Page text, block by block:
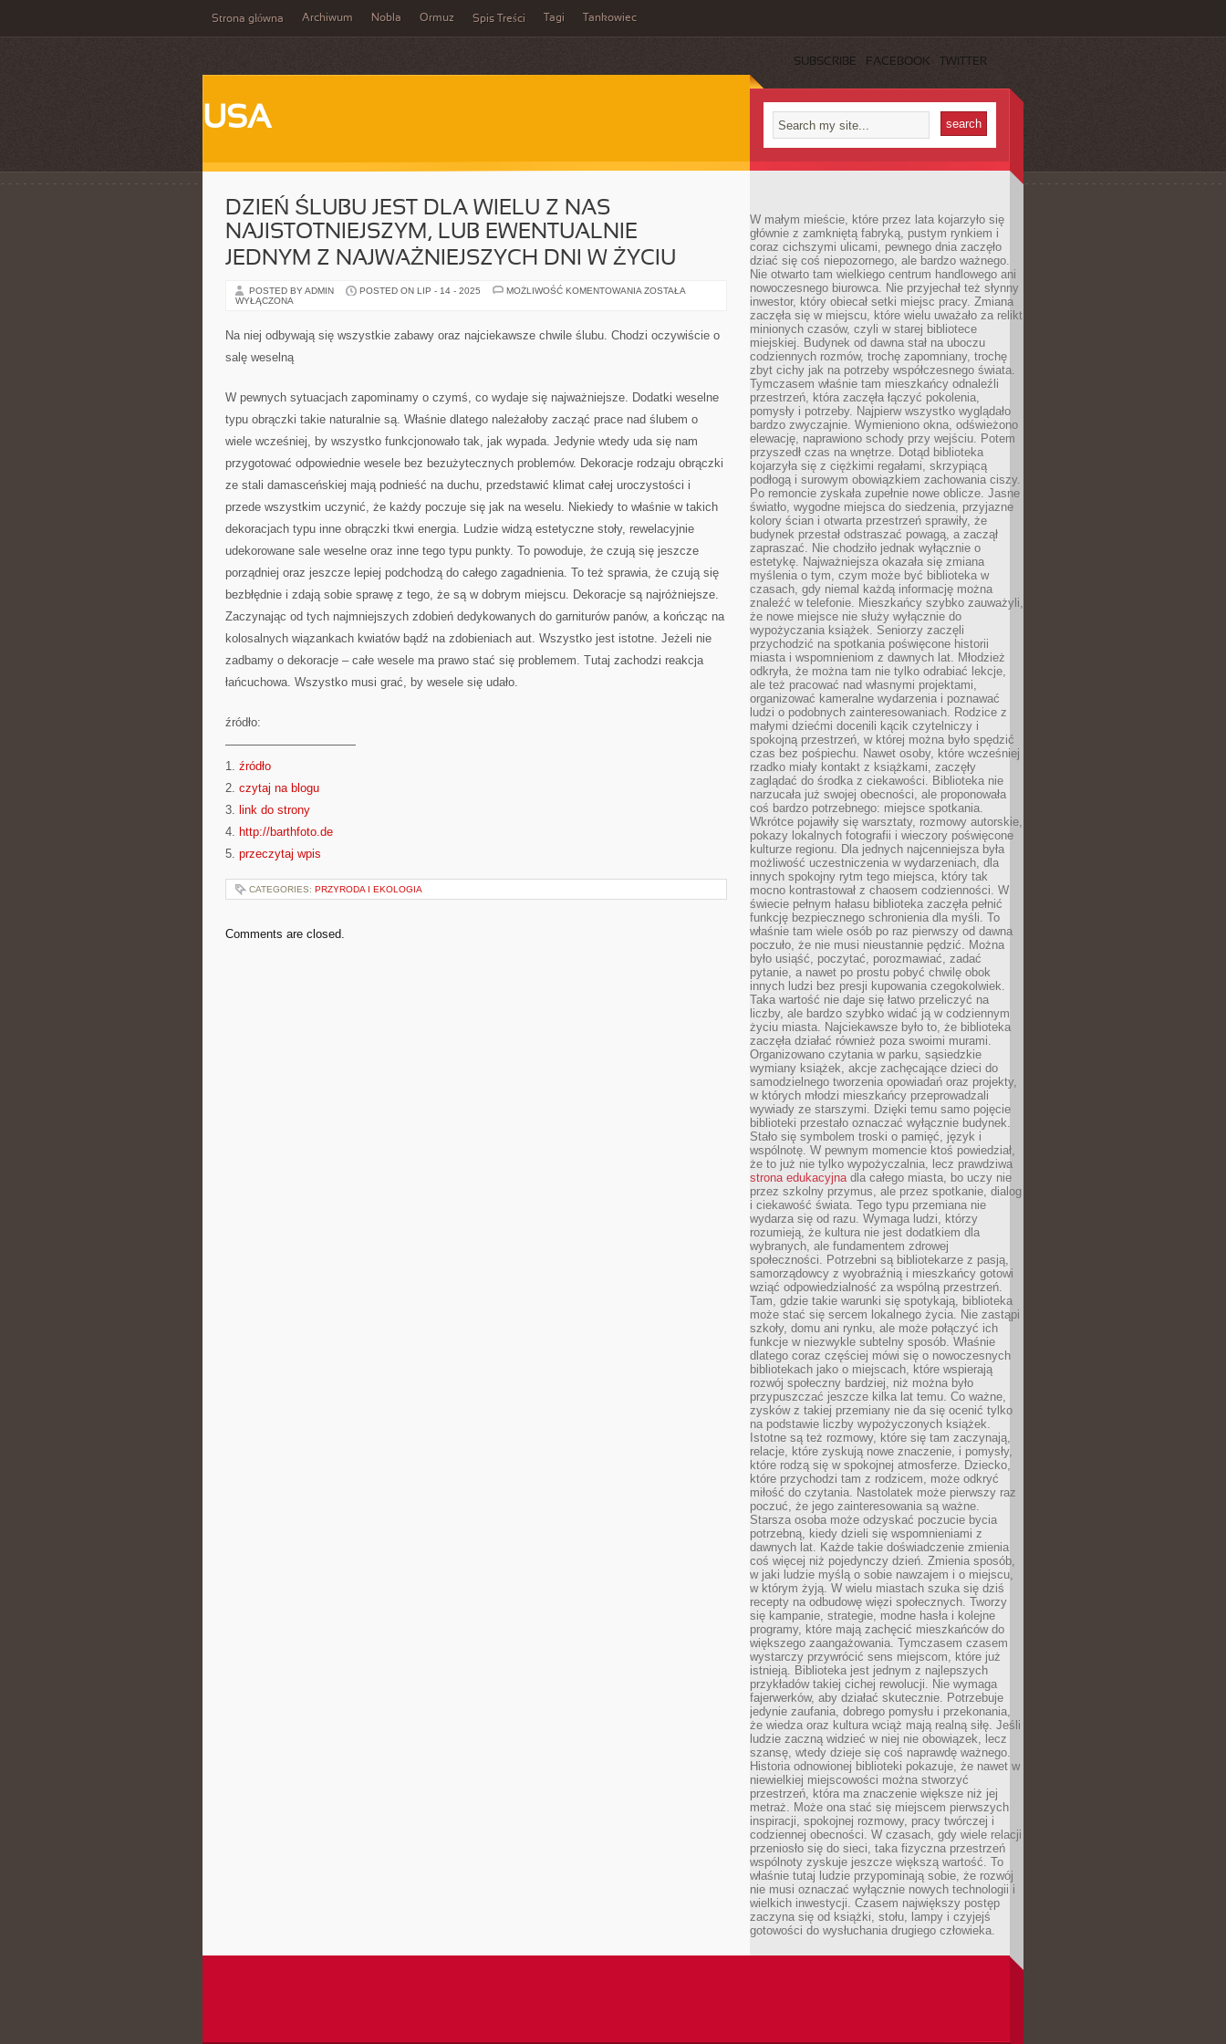
Strona główna Archiwum Nobla Ormuz Spis Treści Tagi Tankowiec
SUBSCRIBE FACEBOOK TWITTER
USA
DZIEŃ ŚLUBU JEST DLA WIELU Z NAS
NAJISTOTNIEJSZYM, LUB EWENTUALNIE
JEDNYM Z NAJWAŻNIEJSZYCH DNI W ŻYCIU
POSTED BY ADMIN POSTED ON LIP - 14 - 2025 MOŻLIWOŚĆ KOMENTOWANIA DZIEŃ
WIELU
Z
Z
DNI
ŻYCIU
ZOSTAŁA
WYŁĄCZONA
Na niej odbywają się wszystkie zabawy oraz najciekawsze chwile ślubu. Chodzi oczywiście o
salę weselną
W pewnych sytuacjach zapominamy o czymś, co wydaje się najważniejsze. Dodatki weselne
typu obrączki takie naturalnie są. Właśnie dlatego należałoby zacząć prace nad ślubem o
wiele wcześniej, by wszystko funkcjonowało tak, jak wypada. Jedynie wtedy uda się nam
przygotować odpowiednie wesele bez bezużytecznych problemów. Dekoracje rodzaju obrączki
ze stali damasceńskiej mają podnieść na duchu, przedstawić klimat całej uroczystości i
przede wszystkim uczynić, że każdy poczuje się jak na weselu. Niekiedy to właśnie w takich
dekoracjach typu inne obrączki tkwi energia. Ludzie widzą estetyczne stoły, rewelacyjnie
udekorowane sale weselne oraz inne tego typu punkty. To powoduje, że czują się jeszcze
porządniej oraz jeszcze lepiej podchodzą do całego zagadnienia. To też sprawia, że czują się
bezbłędnie i zdają sobie sprawę z tego, że są w dobrym miejscu. Dekoracje są najróżniejsze.
Zaczynając od tych najmniejszych zdobień dedykowanych do garniturów panów, a kończąc na
kolosalnych wiązankach kwiatów bądź na zdobieniach aut. Wszystko jest istotne. Jeżeli nie
zadbamy o dekoracje – całe wesele ma prawo stać się problemem. Tutaj zachodzi reakcja
łańcuchowa. Wszystko musi grać, by wesele się udało.
źródło:
———————————
1. źródło
2. czytaj na blogu
3. link do strony
4. http://barthfoto.de
5. przeczytaj wpis
CATEGORIES: PRZYRODA I EKOLOGIA
Comments are closed.
W małym mieście, które przez lata kojarzyło się
głównie z zamkniętą fabryką, pustym rynkiem i
coraz cichszymi ulicami, pewnego dnia zaczęło
dziać się coś niepozornego, ale bardzo ważnego.
Nie otwarto tam wielkiego centrum handlowego ani
nowoczesnego biurowca. Nie przyjechał też słynny
inwestor, który obiecał setki miejsc pracy. Zmiana
zaczęła się w miejscu, które wielu uważało za relikt
minionych czasów, czyli w starej bibliotece
miejskiej. Budynek od dawna stał na uboczu
codziennych rozmów, trochę zapomniany, trochę
zbyt cichy jak na potrzeby współczesnego świata.
Tymczasem właśnie tam mieszkańcy odnaleźli
przestrzeń, która zaczęła łączyć pokolenia,
pomysły i potrzeby. Najpierw wszystko wyglądało
bardzo zwyczajnie. Wymieniono okna, odświeżono
elewację, naprawiono schody przy wejściu. Potem
przyszedł czas na wnętrze. Dotąd biblioteka
kojarzyła się z ciężkimi regałami, skrzypiącą
podłogą i surowym obowiązkiem zachowania ciszy.
Po remoncie zyskała zupełnie nowe oblicze. Jasne
światło, wygodne miejsca do siedzenia, przyjazne
kolory ścian i otwarta przestrzeń sprawiły, że
budynek przestał odstraszać powagą, a zaczął
zapraszać. Nie chodziło jednak wyłącznie o
estetykę. Najważniejsza okazała się zmiana
myślenia o tym, czym może być biblioteka w
czasach, gdy niemal każdą informację można
znaleźć w telefonie. Mieszkańcy szybko zauważyli,
że nowe miejsce nie służy wyłącznie do
wypożyczania książek. Seniorzy zaczęli
przychodzić na spotkania poświęcone historii
miasta i wspomnieniom z dawnych lat. Młodzież
odkryła, że można tam nie tylko odrabiać lekcje,
ale też pracować nad własnymi projektami,
organizować kameralne wydarzenia i poznawać
ludzi o podobnych zainteresowaniach. Rodzice z
małymi dziećmi docenili kącik czytelniczy i
spokojną przestrzeń, w której można było spędzić
czas bez pośpiechu. Nawet osoby, które wcześniej
rzadko miały kontakt z książkami, zaczęły
zaglądać do środka z ciekawości. Biblioteka nie
narzucała już swojej obecności, ale proponowała
coś bardzo potrzebnego: miejsce spotkania.
Wkrótce pojawiły się warsztaty, rozmowy autorskie,
pokazy lokalnych fotografii i wieczory poświęcone
kulturze regionu. Dla jednych najcenniejsza była
możliwość uczestniczenia w wydarzeniach, dla
innych spokojny rytm tego miejsca, który tak
mocno kontrastował z chaosem codzienności. W
świecie pełnym hałasu biblioteka zaczęła pełnić
funkcję bezpiecznego schronienia dla myśli. To
właśnie tam wiele osób po raz pierwszy od dawna
poczuło, że nie musi nieustannie pędzić. Można
było usiąść, poczytać, porozmawiać, zadać
pytanie, a nawet po prostu pobyć chwilę obok
innych ludzi bez presji kupowania czegokolwiek.
Taka wartość nie daje się łatwo przeliczyć na
liczby, ale bardzo szybko widać ją w codziennym
życiu miasta. Najciekawsze było to, że biblioteka
zaczęła działać również poza swoimi murami.
Organizowano czytania w parku, sąsiedzkie
wymiany książek, akcje zachęcające dzieci do
samodzielnego tworzenia opowiadań oraz projekty,
w których młodzi mieszkańcy przeprowadzali
wywiady ze starszymi. Dzięki temu samo pojęcie
biblioteki przestało oznaczać wyłącznie budynek.
Stało się symbolem troski o pamięć, język i
wspólnotę. W pewnym momencie ktoś powiedział,
że to już nie tylko wypożyczalnia, lecz prawdziwa
strona edukacyjnadla całego miasta, bo uczy nie
przez szkolny przymus, ale przez spotkanie, dialog
i ciekawość świata. Tego typu przemiana nie
wydarza się od razu. Wymaga ludzi, którzy
rozumieją, że kultura nie jest dodatkiem dla
wybranych, ale fundamentem zdrowej
społeczności. Potrzebni są bibliotekarze z pasją,
samorządowcy z wyobraźnią i mieszkańcy gotowi
wziąć odpowiedzialność za wspólną przestrzeń.
Tam, gdzie takie warunki się spotykają, biblioteka
może stać się sercem lokalnego życia. Nie zastąpi
szkoły, domu ani rynku, ale może połączyć ich
funkcje w niezwykle subtelny sposób. Właśnie
dlatego coraz częściej mówi się o nowoczesnych
bibliotekach jako o miejscach, które wspierają
rozwój społeczny bardziej, niż można było
przypuszczać jeszcze kilka lat temu. Co ważne,
zysków z takiej przemiany nie da się ocenić tylko
na podstawie liczby wypożyczonych książek.
Istotne są też rozmowy, które się tam zaczynają,
relacje, które zyskują nowe znaczenie, i pomysły,
które rodzą się w spokojnej atmosferze. Dziecko,
które przychodzi tam z rodzicem, może odkryć
miłość do czytania. Nastolatek może pierwszy raz
poczuć, że jego zainteresowania są ważne.
Starsza osoba może odzyskać poczucie bycia
potrzebną, kiedy dzieli się wspomnieniami z
dawnych lat. Każde takie doświadczenie zmienia
coś więcej niż pojedynczy dzień. Zmienia sposób,
w jaki ludzie myślą o sobie nawzajem i o miejscu,
w którym żyją. W wielu miastach szuka się dziś
recepty na odbudowę więzi społecznych. Tworzy
się kampanie, strategie, modne hasła i kolejne
programy, które mają zachęcić mieszkańców do
większego zaangażowania. Tymczasem czasem
wystarczy przywrócić sens miejscom, które już
istnieją. Biblioteka jest jednym z najlepszych
przykładów takiej cichej rewolucji. Nie wymaga
fajerwerków, aby działać skutecznie. Potrzebuje
jedynie zaufania, dobrego pomysłu i przekonania,
że wiedza oraz kultura wciąż mają realną siłę. Jeśli
ludzie zaczną widzieć w niej nie obowiązek, lecz
szansę, wtedy dzieje się coś naprawdę ważnego.
Historia odnowionej biblioteki pokazuje, że nawet w
niewielkiej miejscowości można stworzyć
przestrzeń, która ma znaczenie większe niż jej
metraż. Może ona stać się miejscem pierwszych
inspiracji, spokojnej rozmowy, pracy twórczej i
codziennej obecności. W czasach, gdy wiele relacji
przeniosło się do sieci, taka fizyczna przestrzeń
wspólnoty zyskuje jeszcze większą wartość. To
właśnie tutaj ludzie przypominają sobie, że rozwój
nie musi oznaczać wyłącznie nowych technologii i
wielkich inwestycji. Czasem największy postęp
zaczyna się od książki, stołu, lampy i czyjejś
gotowości do wysłuchania drugiego człowieka.